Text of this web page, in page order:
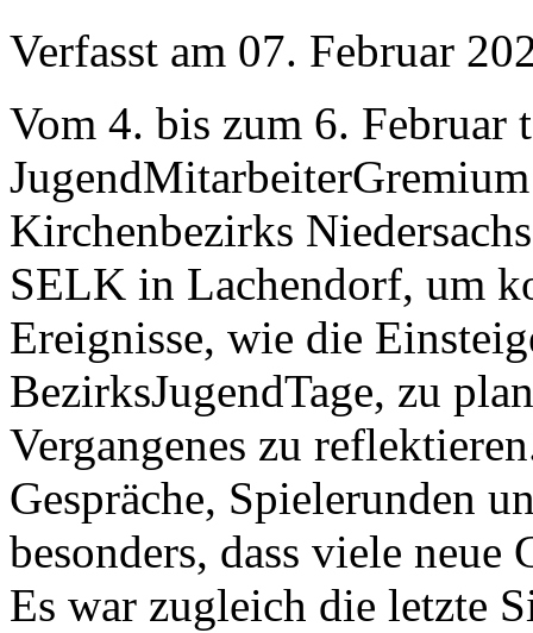
Verfasst am 07. Februar
Vom 4. bis zum 6. Februar
Kirchenbezirks
SELK in Lachendorf, um
Ereignisse, wie die
BezirksJugendTage, zu
Vergangenes zu
Gespräche, Spielerunden
besonders, dass viele neue
Es war zugleich die letzte